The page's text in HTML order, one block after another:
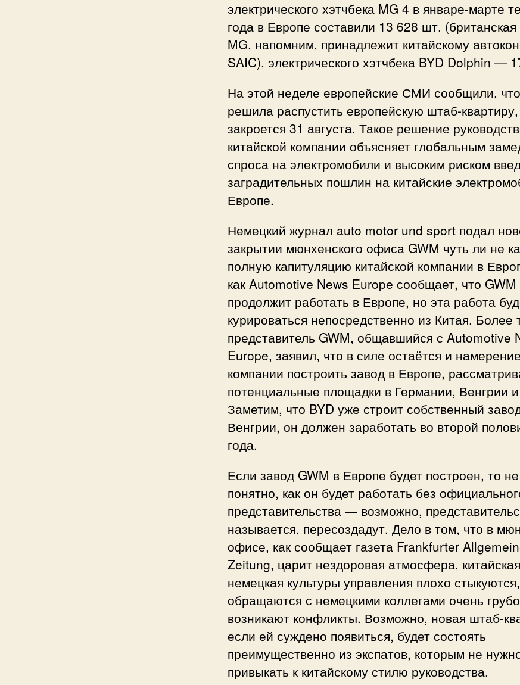
электрического хэтчбека MG 4 в январе-марте
года в Европе составили 13 628 шт.
MG, напомним, принадлежит китайскому
SAIC), электрического хэтчбека BYD Dolphin —
На этой неделе европейские СМИ сообщили,
решила распустить европейскую штаб-
закроется 31 августа. Такое решение
китайской компании объясняет глобальным
спроса на электромобили и высоким риском
заградительных пошлин на китайские
Европе.
Немецкий журнал auto motor und sport подал
закрытии мюнхенского офиса GWM чуть ли не
полную капитуляцию китайской компании в
как Automotive News Europe сообщает, что GWM
продолжит работать в Европе, но эта работа
курироваться непосредственно из Китая. Более
представитель GWM, общавшийся с Automotive
Europe, заявил, что в силе остаётся и намерение
компании построить завод в Европе,
потенциальные площадки в Германии, Венгрии
Заметим, что BYD уже строит собственный
Венгрии, он должен заработать во второй
года.
Если завод GWM в Европе будет построен, то
понятно, как он будет работать без
представительства — возможно,
называется, пересоздадут. Дело в том, что в
офисе, как сообщает газета Frankfurter
Zeitung, царит нездоровая атмосфера,
немецкая культуры управления плохо
обращаются с немецкими коллегами очень
возникают конфликты. Возможно, новая штаб-
если ей суждено появиться, будет состоять
преимущественно из экспатов, которым не
привыкать к китайскому стилю руководства.